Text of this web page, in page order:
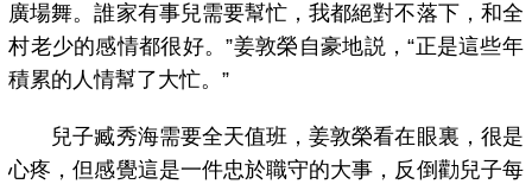
廣場舞。誰家有事兒需要幫忙，我都絕對不落下，和全
村老少的感情都很好。”姜敦榮自豪地説，“正是這些年
積累的人情幫了大忙。”
兒子臧秀海需要全天值班，姜敦榮看在眼裏，很是
心疼，但感覺這是一件忠於職守的大事，反倒勸兒子每